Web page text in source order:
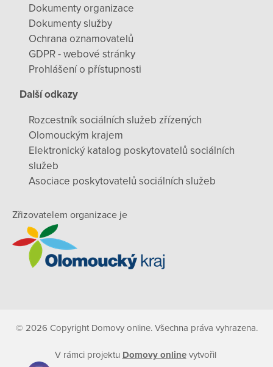
Dokumenty organizace
Dokumenty služby
Ochrana oznamovatelů
GDPR - webové stránky
Prohlášení o přístupnosti
Další odkazy
Rozcestník sociálních služeb zřízených
Olomouckým krajem
Elektronický katalog poskytovatelů sociálních
služeb
Asociace poskytovatelů sociálních služeb
Zřizovatelem organizace je
© 2026 Copyright Domovy online. Všechna práva vyhrazena.
V rámci projektu Domovy onlinevytvořil